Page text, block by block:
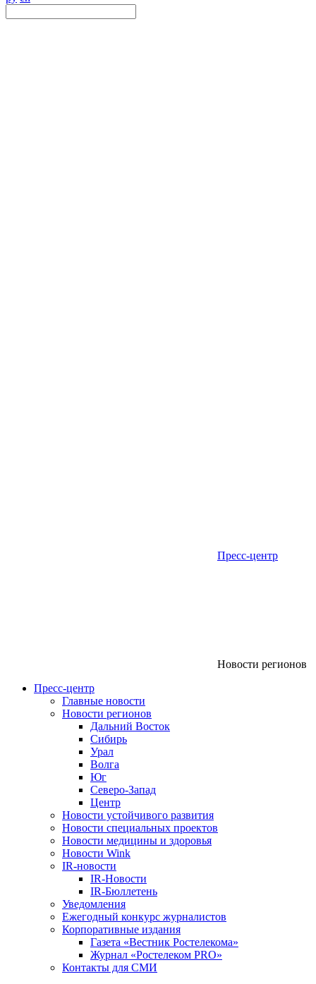
Пресс-центр
Новости регионов
Пресс-центр
Главные новости
Новости регионов
Дальний Восток
Сибирь
Урал
Волга
Юг
Северо-Запад
Центр
Новости устойчивого развития
Новости специальных проектов
Новости медицины и здоровья
Новости Wink
IR-новости
IR-Новости
IR-Бюллетень
Уведомления
Ежегодный конкурс журналистов
Корпоративные издания
Газета «Вестник Ростелекома»
Журнал «Ростелеком PRO»
Контакты для СМИ